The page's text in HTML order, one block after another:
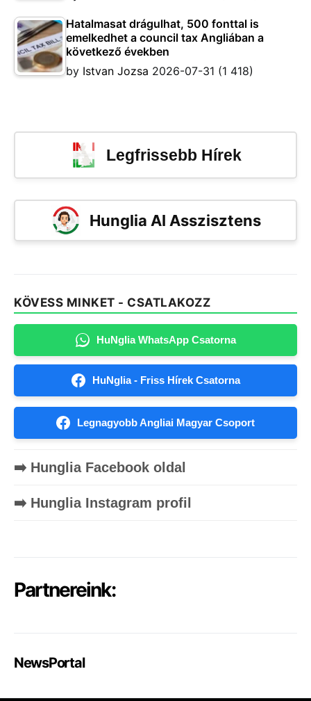
Hatalmasat drágulhat, 500 fonttal is
emelkedhet a council tax Angliában a
következő években
by Istvan Jozsa 2026-07-31 (1 418)
Legfrissebb Hírek
Hunglia AI Asszisztens
KÖVESS MINKET - CSATLAKOZZ
HuNglia WhatsApp Csatorna
HuNglia - Friss Hírek Csatorna
Legnagyobb Angliai Magyar Csoport
➡️ Hunglia Facebook oldal
➡️ Hunglia Instagram profil
Partnereink:
NewsPortal